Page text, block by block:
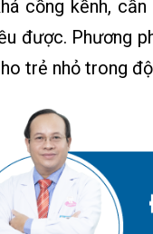
cồng kềnh,
được. Phương
trẻ nhỏ trong